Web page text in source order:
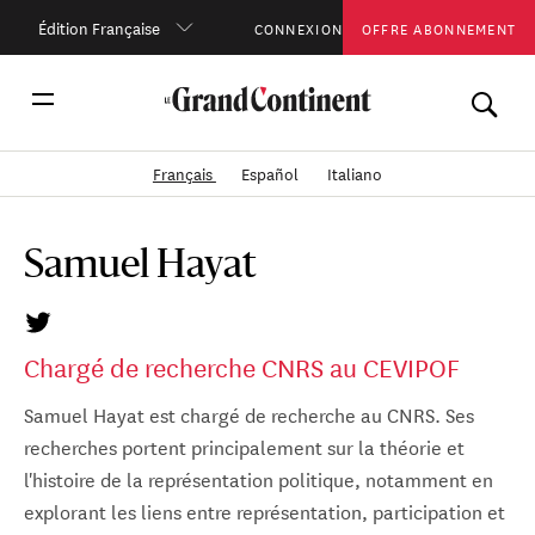
Édition Française CONNEXION OFFRE ABONNEMENT
Français Español Italiano
Samuel Hayat
Chargé de recherche CNRS au CEVIPOF
Samuel Hayat est chargé de recherche au CNRS. Ses
recherches portent principalement sur la théorie et
l'histoire de la représentation politique, notamment en
explorant les liens entre représentation, participation et